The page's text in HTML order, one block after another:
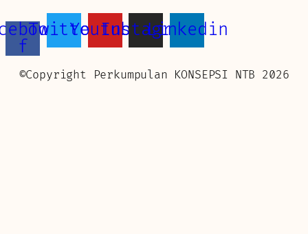
f
TwitterYoutube
Instagram
Linkedin
©Copyright Perkumpulan KONSEPSI NTB 2026